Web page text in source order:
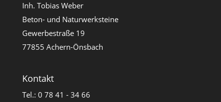
Inh. Tobias Weber
Beton- und Naturwerksteine
Gewerbestraße 19
77855 Achern-Önsbach
Kontakt
Tel.: 0 78 41 - 34 66